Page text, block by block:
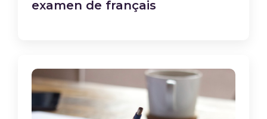
examen de français